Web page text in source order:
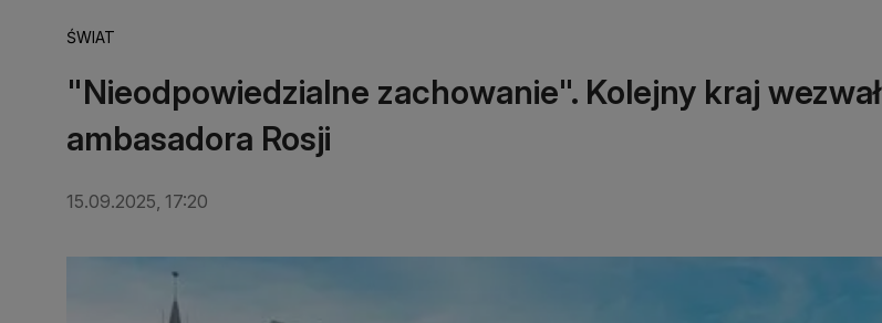
ŚWIAT
"Nieodpowiedzialne zachowanie". Kolejny kraj wezwał
ambasadora Rosji
15.09.2025, 17:20